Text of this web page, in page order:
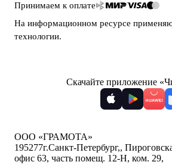
Принимаем к оплате
На информационном ресурсе
технологии.
Скачайте приложение
ООО «ГРАМОТА»
195277г.Санкт-Петербург,,
офис 63, часть помещ. 12-Н, ком. 29,